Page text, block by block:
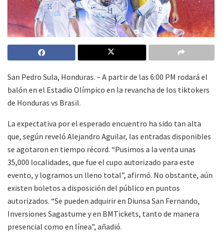
San Pedro Sula, Honduras. – A partir de las 6:00 PM rodará el
balón en el Estadio Olímpico en la revancha de los tiktokers
de Honduras vs Brasil.
La expectativa por el esperado encuentro ha sido tan alta
que, según reveló Alejandro Aguilar, las entradas disponibles
se agotaron en tiempo récord. “Pusimos a la venta unas
35,000 localidades, que fue el cupo autorizado para este
evento, y logramos un lleno total”, afirmó. No obstante, aún
existen boletos a disposición del público en puntos
autorizados. “Se pueden adquirir en Diunsa San Fernando,
Inversiones Sagastume y en BMTickets, tanto de manera
presencial como en línea”, añadió.